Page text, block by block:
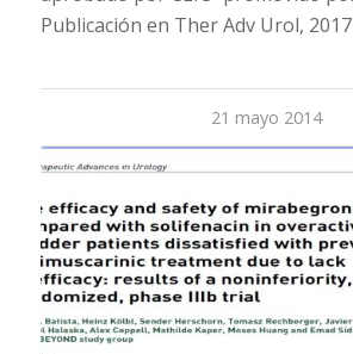
Publicación en Ther Adv Urol, 2017
21 mayo 2014